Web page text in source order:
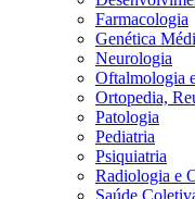
Farmacologia
Genética
Neurologia
Oftalmologia
Ortopedia,
Patologia
Pediatria
Psiquiatria
Radiologia e
Saúde